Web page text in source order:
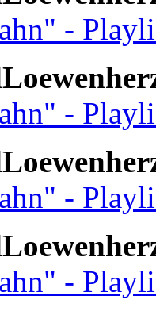
-
-
-
-